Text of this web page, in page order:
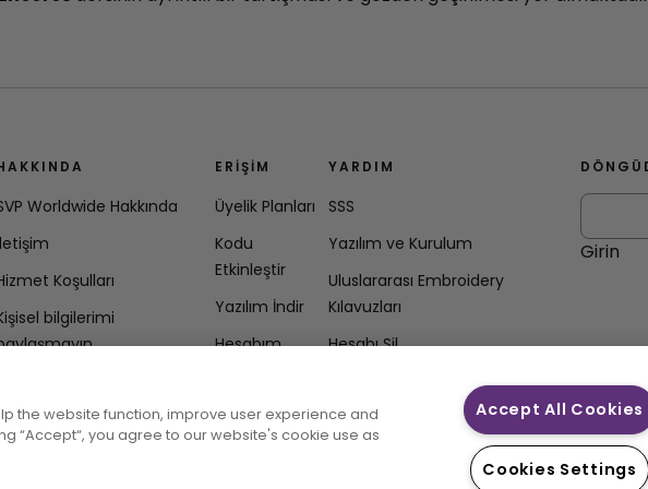
Worldwide Hakkında
Koşulları
bilgilerimi
Politikası Beyanı
ERIŞIM
Üyelik Planları
Kodu
Etkinleştir
Yazılım İndir
Hesabım
YARDIM
SSS
Yazılım ve Kurulum
Uluslararası Embroidery
Kılavuzları
Hesabı Sil
Girin
the website function, improve user experience and
“Accept“, you agree to our website's cookie use as
Accept All Cookies
Cookies Settings